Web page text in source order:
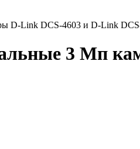
D-Link DCS-4603 и D-Link
3 Мп